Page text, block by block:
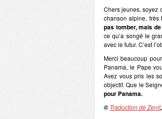
Chers jeunes, soyez
chanson alpine, très
pas tomber, mais
ce qu’a songé le
avec le futur. C’est
Merci beaucoup
Panama, le Pape
Avez vous pris les
objectif. Que le
pour Panama.
© Traduction de Zenit